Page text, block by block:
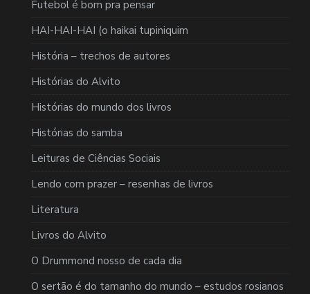
Futebol é bom pra pensar
HAI-HAI-HAI (o haikai tupiniquim
História – trechos de autores
Histórias do Alvito
Histórias do mundo dos livros
Histórias do samba
Leituras de Ciências Sociais
Lendo com prazer – resenhas de livros
Literatura
Livros do Alvito
O Drummond nosso de cada dia
O sertão é do tamanho do mundo – estudos rosianos